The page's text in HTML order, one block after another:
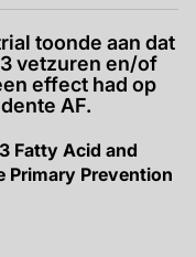
toonde aan dat
vetzuren en/of
effect had op
AF.
Fatty Acid and
Primary Prevention